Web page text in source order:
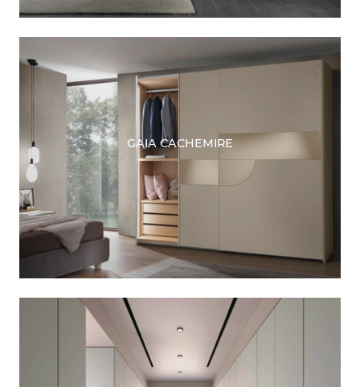
GAIA CACHEMIRE